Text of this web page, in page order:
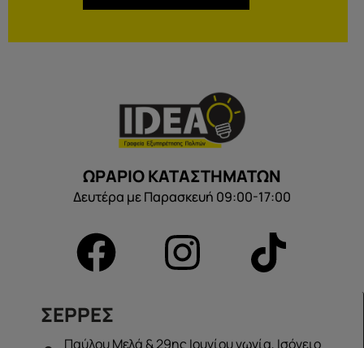
ΩΡΑΡΙΟ ΚΑΤΑΣΤΗΜΑΤΩΝ
Δευτέρα με Παρασκευή 09:00-17:00
ΣΕΡΡΕΣ
Παύλου Μελά & 29ης Ιουνίου γωνία, Ισόγειο